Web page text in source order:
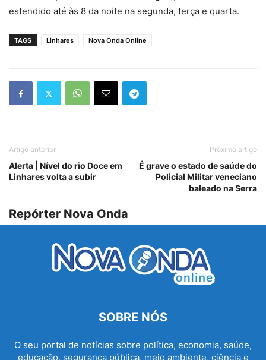
estendido até às 8 da noite na segunda, terça e quarta.
TAGS Linhares Nova Onda Online
Artigo anterior
Alerta | Nível do rio Doce em
Linhares volta a subir
Próximo artigo
É grave o estado de saúde do
Policial Militar veneciano
baleado na Serra
Repórter Nova Onda
SOBRE NÓS
O seu portal de notícias sobre política, economia, saúde,
educação, segurança pública, meio ambiente, ciência e